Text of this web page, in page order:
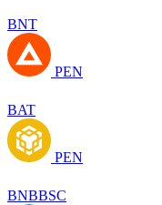
BNT
PEN
BAT
PEN
BNBBSC